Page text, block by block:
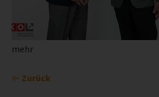
mehr
Zurück